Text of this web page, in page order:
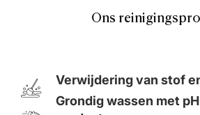
Ons
Verwijdering van stof
Grondig wassen met